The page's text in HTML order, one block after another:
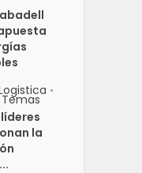
•
Temas
la